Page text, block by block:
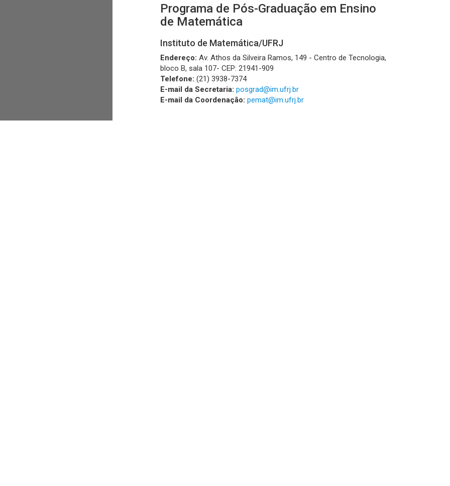
Programa de Pós-Graduação em Ensino
de Matemática
Instituto de Matemática/UFRJ
Endereço: Av. Athos da Silveira Ramos, 149 - Centro de Tecnologia,
bloco B, sala 107- CEP: 21941-909
Telefone: (21) 3938-7374
E-mail da Secretaria: posgrad@im.ufrj.br
E-mail da Coordenação: pemat@im.ufrj.br